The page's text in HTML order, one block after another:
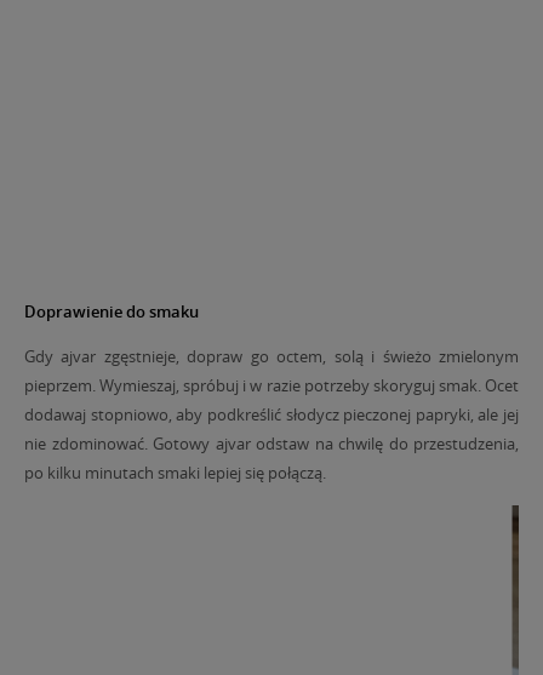
Doprawienie do smaku
Gdy ajvar zgęstnieje, dopraw go octem, solą i świeżo zmielonym
pieprzem. Wymieszaj, spróbuj i w razie potrzeby skoryguj smak. Ocet
dodawaj stopniowo, aby podkreślić słodycz pieczonej papryki, ale jej
nie zdominować. Gotowy ajvar odstaw na chwilę do przestudzenia,
po kilku minutach smaki lepiej się połączą.